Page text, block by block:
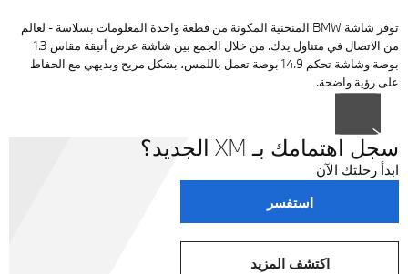
توفر شاشة BMW المنحنية المكونة من قطعة واحدة المعلومات بسلاسة - لعالم
من الاتصال في متناول يدك. من خلال الجمع بين شاشة عرض أنيقة مقاس 1.3
بوصة وشاشة تحكم 14.9 بوصة تعمل باللمس، بشكل مريح وبديهي مع الحفاظ
على رؤية واضحة.
سجل اهتمامك بـ XM الجديد؟
ابدأ رحلتك الآن
استفسر
اكتشف المزيد